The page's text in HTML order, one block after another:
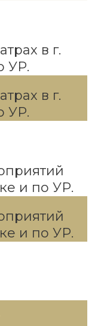
в г.
УР.
в г.
УР.
и по УР.
и по УР.